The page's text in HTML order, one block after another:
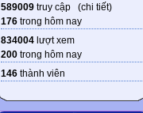
589009 truy cập (chi tiết)
176 trong hôm nay
834004 lượt xem
200 trong hôm nay
146 thành viên